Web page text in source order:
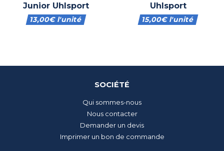
Junior Uhlsport
13,00€l'unité
Uhlsport
15,00€l'unité
SOCIÉTÉ
Qui sommes-nous
Nous contacter
Demander un devis
Imprimer un bon de commande